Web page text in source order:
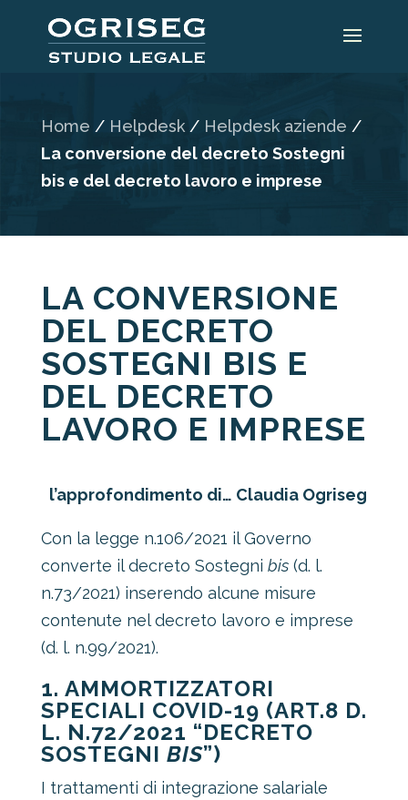
Home / Helpdesk/ Helpdesk aziende /
La conversione del decreto Sostegni
bis e del decreto lavoro e imprese
LA CONVERSIONE
DEL DECRETO
SOSTEGNI BIS E
DEL DECRETO
LAVORO E IMPRESE
l’approfondimento di… Claudia Ogriseg
Con la legge n.106/2021 il Governo
converte il decreto Sostegni bis(d. l.
n.73/2021) inserendo alcune misure
contenute nel decreto lavoro e imprese
(d. l. n.99/2021).
1. AMMORTIZZATORI
SPECIALI COVID-19 (ART.8 D.
L. N.72/2021 “DECRETO
SOSTEGNI BIS”)
I trattamenti di integrazione salariale